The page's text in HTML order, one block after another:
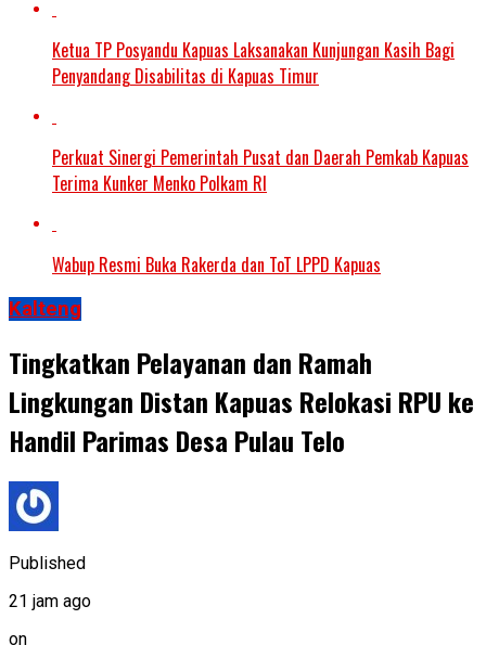
Ketua TP Posyandu Kapuas Laksanakan Kunjungan Kasih Bagi
Penyandang Disabilitas di Kapuas Timur
Perkuat Sinergi Pemerintah Pusat dan Daerah Pemkab Kapuas
Terima Kunker Menko Polkam RI
Wabup Resmi Buka Rakerda dan ToT LPPD Kapuas
Kalteng
Tingkatkan Pelayanan dan Ramah
Lingkungan Distan Kapuas Relokasi RPU ke
Handil Parimas Desa Pulau Telo
Published
21 jam ago
on